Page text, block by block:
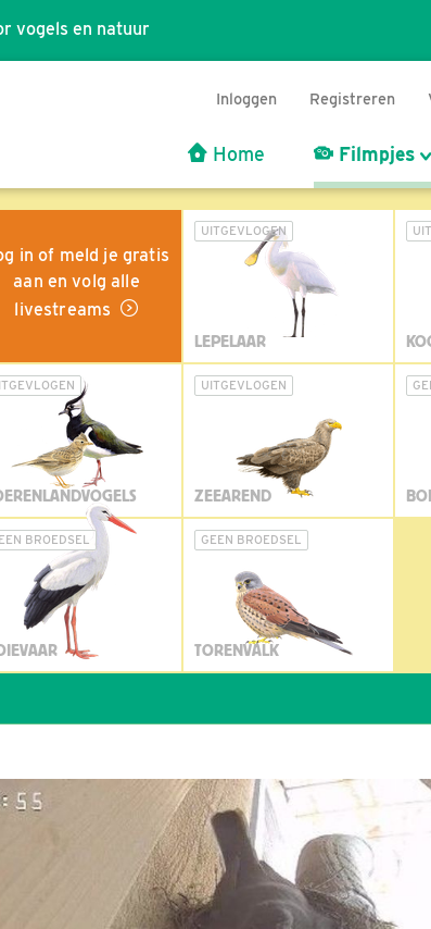
vogels en natuur
Inloggen Registreren
Home Filmpjes
in of meld je gratis
aan en volg alle
livestreams
UITGEVLOGEN
LEPELAAR
UITGEVLOGEN
ZEEAREND
BROEDSEL GEEN BROEDSEL
TORENVALK